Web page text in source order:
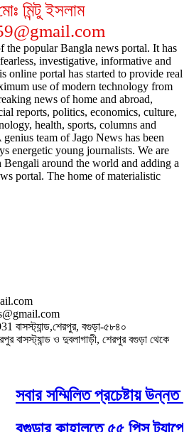
মিন্টু ইসলাম
the popular Bangla news portal. It has
investigative, informative and
online portal has started to provide real
use of modern technology from
news of home and abroad,
reports, politics, economics, culture,
health, sports, columns and
team of Jago News has been
energetic young journalists. We are
around the world and adding a
portal. The home of materialistic
বাসস্ট্যান্ড,শেরপুর, বগুড়া-৫৮৪০
বাসস্ট্যান্ড ও দুবলাগাড়ী, শেরপুর বগুড়া থেকে
সবার সম্মিলিত প্রচেষ্টায় উন্নত